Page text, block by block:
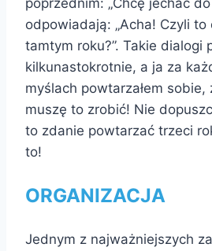
odpowiadają: „Acha! Czyli to
tamtym roku?”. Takie dialogi
kilkunastokrotnie, a ja za
myślach powtarzałem sobie,
muszę to zrobić! Nie
to zdanie powtarzać trzeci
to!
ORGANIZACJA
Jednym z najważniejszych